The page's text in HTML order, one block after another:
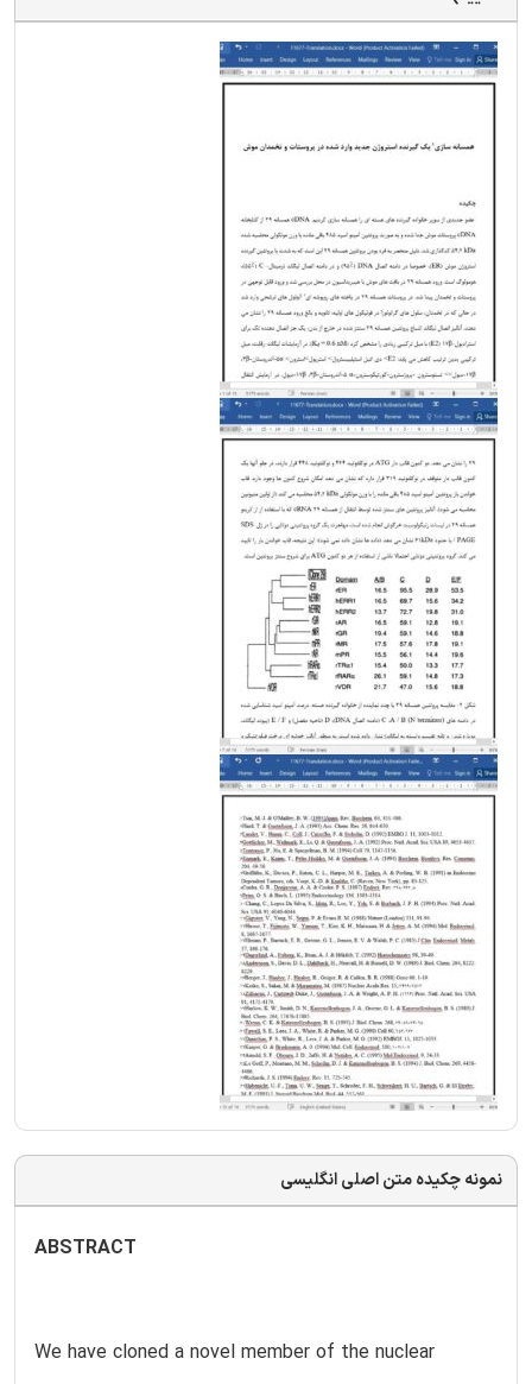
نمونه چکیده متن اصلی انگلیسی
ABSTRACT
We have cloned a novel member of the nuclear